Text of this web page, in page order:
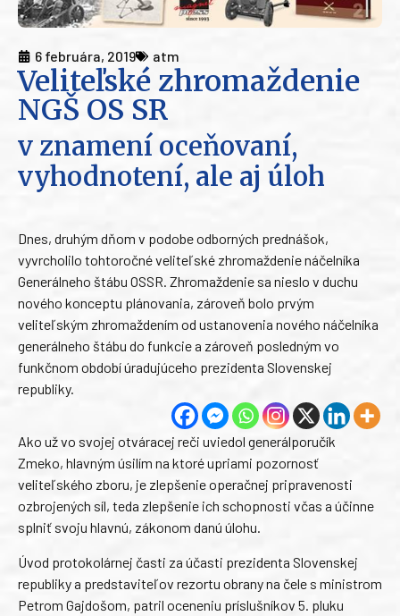
6 februára, 2019 atm
Veliteľské zhromaždenie
NGŠ OS SR
v znamení oceňovaní,
vyhodnotení, ale aj úloh
Dnes, druhým dňom v podobe odborných prednášok,
vyvrcholilo tohtoročné veliteľské zhromaždenie náčelníka
Generálneho štábu OSSR. Zhromaždenie sa nieslo v duchu
nového konceptu plánovania, zároveň bolo prvým
veliteľským zhromaždením od ustanovenia nového náčelníka
generálneho štábu do funkcie a zároveň posledným vo
funkčnom období úradujúceho prezidenta Slovenskej
republiky.
Ako už vo svojej otváracej reči uviedol generálporučík
Zmeko, hlavným úsilím na ktoré upriami pozornosť
veliteľského zboru, je zlepšenie operačnej pripravenosti
ozbrojených síl, teda zlepšenie ich schopnosti včas a účinne
splniť svoju hlavnú, zákonom danú úlohu.
Úvod protokolárnej časti za účasti prezidenta Slovenskej
republiky a predstaviteľov rezortu obrany na čele s ministrom
Petrom Gajdošom, patril oceneniu príslušníkov 5. pluku